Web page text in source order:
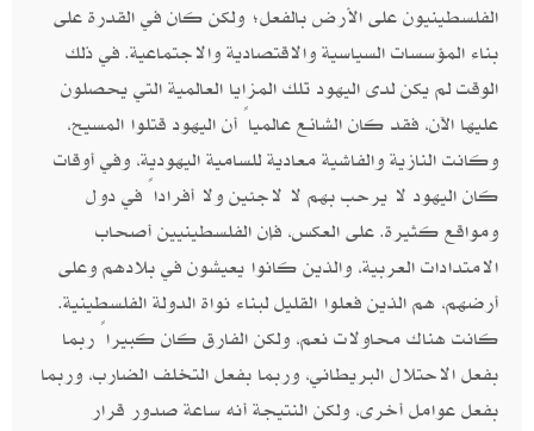
الفلسطينيون على الأرض بالفعل؛ ولكن كان في القدرة على
بناء المؤسسات السياسية والاقتصادية والاجتماعية. في ذلك
الوقت لم يكن لدى اليهود تلك المزايا العالمية التي يحصلون
عليها الآن، فقد كان الشائع عالمياً أن اليهود قتلوا المسيح،
وكانت النازية والفاشية معادية للسامية اليهودية، وفي أوقات
كان اليهود لا يرحب بهم لا لاجئين ولا أفراداً في دول
ومواقع كثيرة. على العكس، فإن الفلسطينيين أصحاب
الامتدادات العربية، والذين كانوا يعيشون في بلادهم وعلى
أرضهم، هم الذين فعلوا القليل لبناء نواة الدولة الفلسطينية.
كانت هناك محاولات نعم، ولكن الفارق كان كبيراً ربما
بفعل الاحتلال البريطاني، وربما بفعل التخلف الضارب، وربما
بفعل عوامل أخرى، ولكن النتيجة أنه ساعة صدور قرار